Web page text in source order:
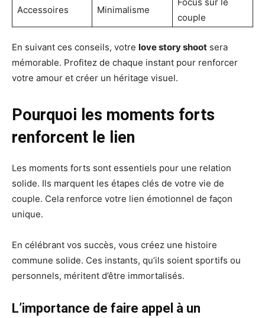
Accessoires Minimalisme
Focus sur le
couple
En suivant ces conseils, votre love story shoot sera
mémorable. Profitez de chaque instant pour renforcer
votre amour et créer un héritage visuel.
Pourquoi les moments forts
renforcent le lien
Les moments forts sont essentiels pour une relation
solide. Ils marquent les étapes clés de votre vie de
couple. Cela renforce votre lien émotionnel de façon
unique.
En célébrant vos succès, vous créez une histoire
commune solide. Ces instants, qu’ils soient sportifs ou
personnels, méritent d’être immortalisés.
L’importance de faire appel à un